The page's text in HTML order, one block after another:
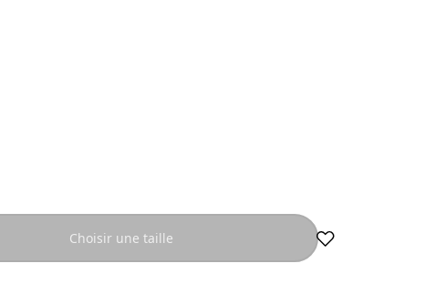
Choisir une taille